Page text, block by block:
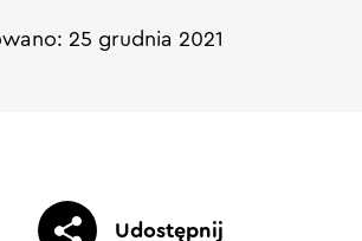
25 grudnia 2021
Udostępnij